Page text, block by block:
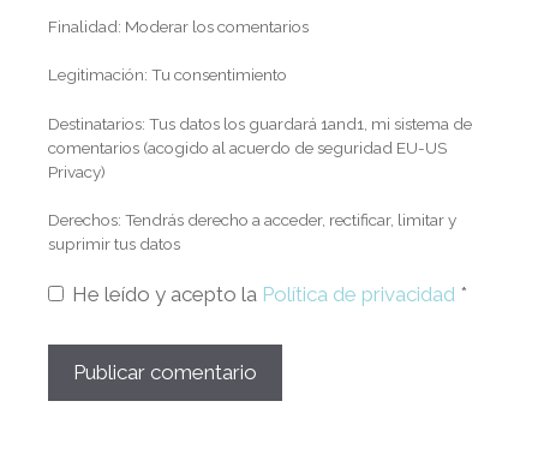
Finalidad: Moderar los comentarios
Legitimación: Tu consentimiento
Destinatarios: Tus datos los guardará 1and1, mi sistema de
comentarios (acogido al acuerdo de seguridad EU-US
Privacy)
Derechos: Tendrás derecho a acceder, rectificar, limitar y
suprimir tus datos
He leído y acepto la Política de privacidad *